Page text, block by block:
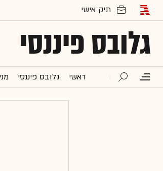
גלובס פיננסי
ראשי גלובס פיננסי